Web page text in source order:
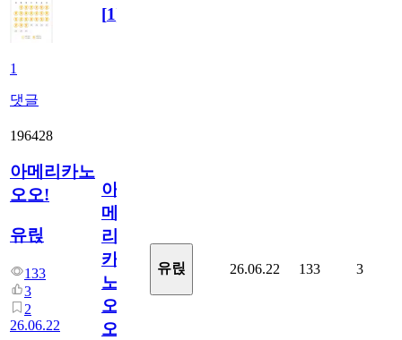
1
댓글
[1]
196428
아메리카노
오오!
유릱
133
3
2
26.06.22
아
메
리
카
노
오
오!
유릱 26.06.22 133 3